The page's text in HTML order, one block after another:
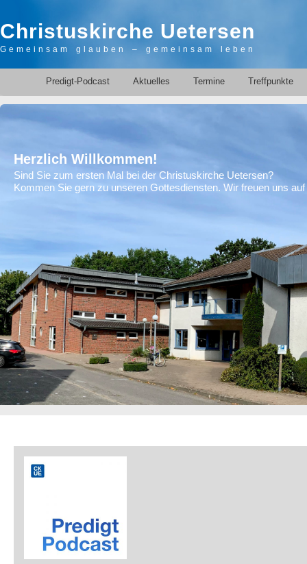
Christuskirche Uetersen
Gemeinsam glauben – gemeinsam leben
Predigt-Podcast Aktuelles Termine Treffpunkte
Herzlich Willkommen!
Sind Sie zum ersten Mal bei der Christuskirche Uetersen?
Kommen Sie gern zu unseren Gottesdiensten. Wir freuen uns auf